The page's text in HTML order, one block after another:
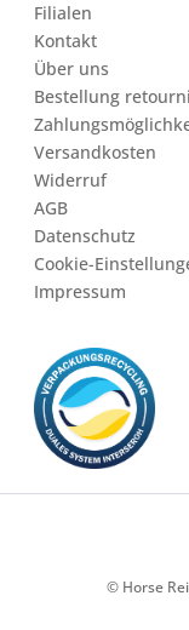
Filialen
Kontakt
Über uns
Bestellung
Versandkosten
Widerruf
AGB
Datenschutz
Cookie-
Impressum
© Horse